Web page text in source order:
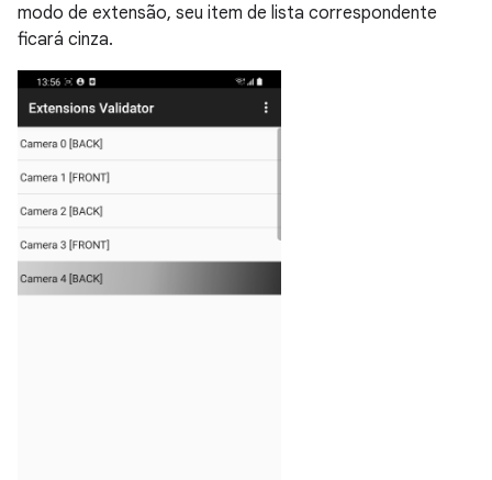
modo de extensão, seu item de lista correspondente
ficará cinza.